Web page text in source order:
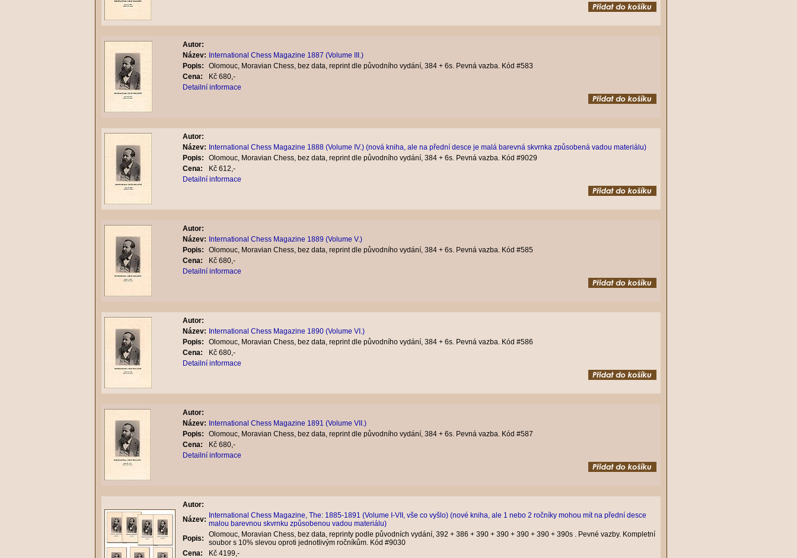
Autor:
Název: International Chess Magazine 1887 (Volume III.)
Popis:
Olomouc, Moravian Chess, bez data, reprint dle původního vydání, 384 + 6s. Pevná vazba. Kód #583
Cena:
Kč 680,-
Detailní informace
Autor:
Název: International Chess Magazine 1888 (Volume IV.) (nová kniha, ale na přední desce je malá barevná skvrnka způsobená vadou materiálu)
Popis:
Olomouc, Moravian Chess, bez data, reprint dle původního vydání, 384 + 6s. Pevná vazba. Kód #9029
Cena:
Kč 612,-
Detailní informace
Autor:
Název: International Chess Magazine 1889 (Volume V.)
Popis:
Olomouc, Moravian Chess, bez data, reprint dle původního vydání, 384 + 6s. Pevná vazba. Kód #585
Cena:
Kč 680,-
Detailní informace
Autor:
Název: International Chess Magazine 1890 (Volume VI.)
Popis:
Olomouc, Moravian Chess, bez data, reprint dle původního vydání, 384 + 6s. Pevná vazba. Kód #586
Cena:
Kč 680,-
Detailní informace
Autor:
Název: International Chess Magazine 1891 (Volume VII.)
Popis:
Olomouc, Moravian Chess, bez data, reprint dle původního vydání, 384 + 6s. Pevná vazba. Kód #587
Cena:
Kč 680,-
Detailní informace
Autor:
Název: International Chess Magazine, The: 1885-1891 (Volume I-VII, vše co vyšlo) (nové kniha, ale 1 nebo 2 ročníky mohou mít na přední desce
malou barevnou skvrnku způsobenou vadou materiálu)
Popis:
Olomouc, Moravian Chess, bez data, reprinty podle původních vydání, 392 + 386 + 390 + 390 + 390 + 390 + 390s . Pevné vazby. Kompletní
soubor s 10% slevou oproti jednotlivým ročníkům. Kód #9030
Cena:
Kč 4199,-